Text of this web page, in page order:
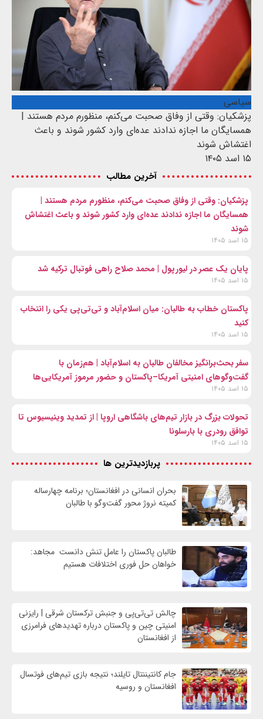
سیاسی
پزشکیان: وقتی از وفاق صحبت می‌کنم، منظورم مردم هستند |
همسایگان ما اجازه ندادند عده‌ای وارد کشور شوند و باعث
اغتشاش شوند
۱۵ اسد ۱۴۰۵
آخرین مطالب
پزشکیان: وقتی از وفاق صحبت می‌کنم، منظورم مردم هستند |
همسایگان ما اجازه ندادند عده‌ای وارد کشور شوند و باعث اغتشاش
شوند
۱۵ اسد ۱۴۰۵
پایان یک عصر در لیورپول | محمد صلاح راهی فوتبال ترکیه شد
۱۵ اسد ۱۴۰۵
پاکستان خطاب به طالبان: میان اسلام‌آباد و تی‌تی‌پی یکی را انتخاب
کنید
۱۵ اسد ۱۴۰۵
سفر بحث‌برانگیز مخالفان طالبان به اسلام‌آباد | هم‌زمان با
گفت‌وگوهای امنیتی آمریکا–پاکستان و حضور مرموز آمریکایی‌ها
۱۵ اسد ۱۴۰۵
تحولات بزرگ در بازار تیم‌های باشگاهی اروپا | از تمدید وینیسیوس تا
توافق رودری با بارسلونا
۱۵ اسد ۱۴۰۵
پربازدیدترین ها
بحران انسانی در افغانستان؛ برنامه چهار‌ساله
کمیته نروژ محور گفت‌وگو با طالبان
طالبان پاکستان را عامل تنش دانست مجاهد:
خواهان حل فوری اختلافات هستیم
چالش تی‌تی‌پی و جنبش ترکستان شرقی | رایزنی
امنیتی چین و پاکستان درباره تهدیدهای فرامرزی
از افغانستان
جام کانتیننتال تایلند؛ نتیجه بازی تیم‌های فوتسال
افغانستان و روسیه